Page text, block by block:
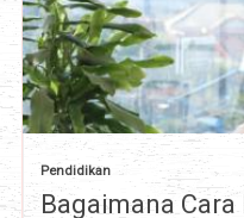
Pendidikan
Bagaimana